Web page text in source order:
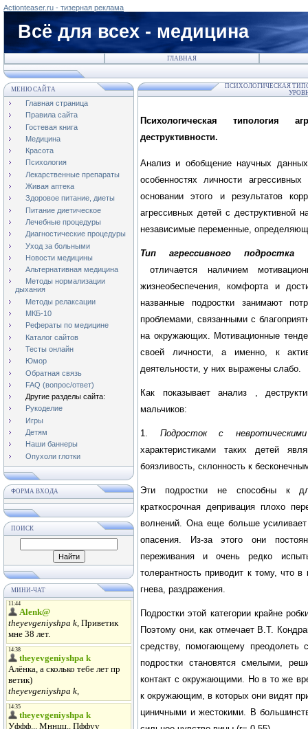
Actionteaser.ru - тизерная реклама
Всё для всех - медицина
ГЛАВНАЯ
МЕНЮ САЙТА
Главная страница
Правила сайта
Гостевая книга
Медицина
Красота
Психология
Лекарственные препараты
Живая аптека
Здоровое питание, диеты
Питание диетическое
Лечебные процедуры
Диагностические процедуры
Уход за больными
Новости медицины
Альтернативная медицина
Методы нормализации
дыхания
Методы релаксации
МКБ-10
Рефераты по медицине
Каталог сайтов
Тесты онлайн
Юмор
Обратная связь
FAQ (вопрос/ответ)
Другие разделы сайта:
Рукоделие
Игры
Детям
Наши баннеры
Опухоли глотки
ФОРМА ВХОДА
ПОИСК
МИНИ-ЧАТ
ПСИХОЛОГИЧЕСКАЯ
Психологическая типология
деструктивности.
Анализ и обобщение научных данных
особенностях личности
основании этого и результатов
агрессивных детей с деструктивной
независимые переменные,
Тип агрессивного подростка
отличается наличием
жизнеобеспечения, комфорта и
названные подростки занимают
проблемами, связанными с
на окружающих. Мотивационные
своей личности, а именно, к
деятельности, у них выражены слабо.
Как показывает анализ ,
мальчиков:
1.
Подросток с
характеристиками таких детей
боязливость, склонность к
Эти подростки не способны к
краткосрочная депривация плохо
волнений. Она еще больше
опасения. Из-за этого они
переживания и очень редко
толерантность приводит к тому, что в
гнева, раздражения.
Подростки этой категории крайне
Поэтому они, как отмечает В.Т.
средству, помогающему преодолеть
подростки становятся смелыми,
контакт с окружающими. Но в то же
к окружающим, в которых они видят
циничными и жестокими. В